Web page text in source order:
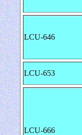
LCU-646
LCU-653
LCU-666